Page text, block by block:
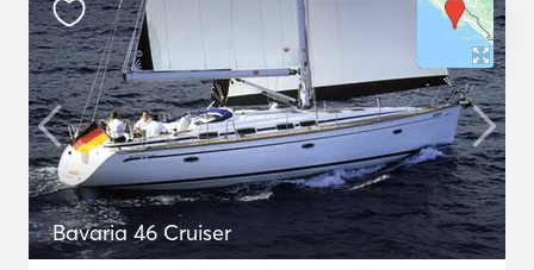
Bavaria 46 Cruiser